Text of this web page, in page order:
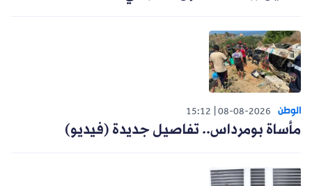
الوطن 08-08-2026
15:12
مأساة بومرداس.. تفاصيل جديدة (فيديو)